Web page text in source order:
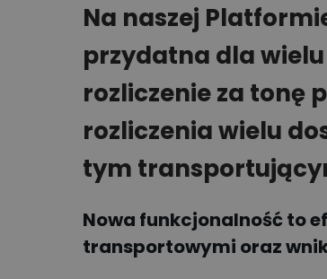
Na naszej
przydatna dla
rozliczenie za tonę
rozliczenia wielu
tym
Nowa funkcjonalność to
transportowymi oraz